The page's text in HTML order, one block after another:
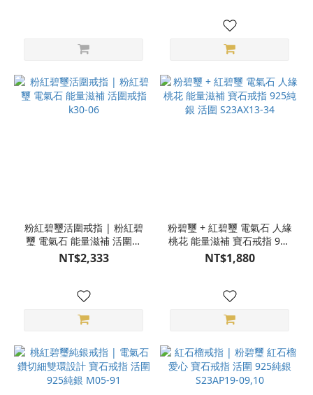
粉紅碧璽活圍戒指 | 粉紅碧
璽 電氣石 能量滋補 活圍戒
指 k30-06
NT$2,333
粉碧璽 + 紅碧璽 電氣石 人緣
桃花 能量滋補 寶石戒指 925
純銀 活圍 S23AX13-34
NT$1,880